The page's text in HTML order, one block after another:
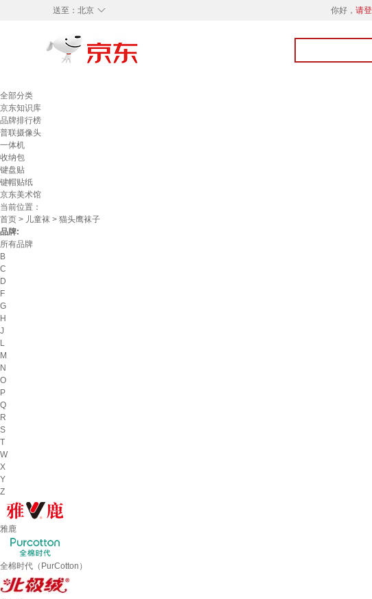
◇
送至： 北京 你好， 请
全部分类
京东知识库
品牌排行榜
普联摄像头
一体机
收纳包
键盘贴
键帽贴纸
京东美术馆
当前位置：
首页 > 儿童袜 > 猫头鹰袜子
品牌:
所有品牌
B
C
D
F
G
H
J
L
M
N
O
P
Q
R
S
T
W
X
Y
Z
雅鹿
全棉时代（PurCotton）